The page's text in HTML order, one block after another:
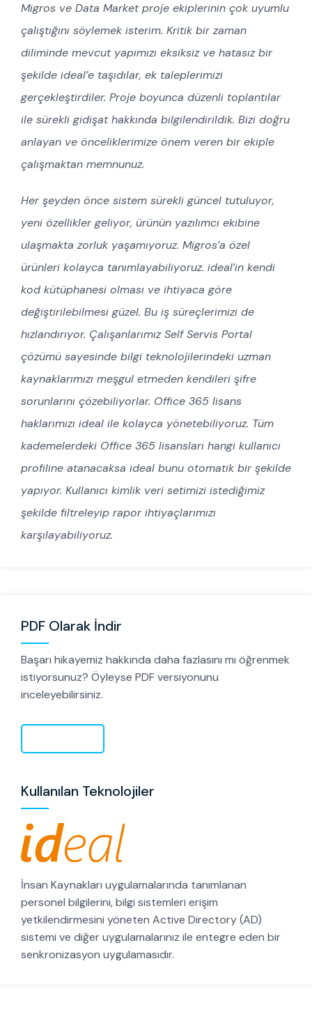
Migros ve Data Market proje ekiplerinin çok uyumlu
çalıştığını söylemek isterim. Kritik bir zaman
diliminde mevcut yapımızı eksiksiz ve hatasız bir
şekilde ideal’e taşıdılar, ek taleplerimizi
gerçekleştirdiler. Proje boyunca düzenli toplantılar
ile sürekli gidişat hakkında bilgilendirildik. Bizi doğru
anlayan ve önceliklerimize önem veren bir ekiple
çalışmaktan memnunuz.
Her şeyden önce sistem sürekli güncel tutuluyor,
yeni özellikler geliyor, ürünün yazılımcı ekibine
ulaşmakta zorluk yaşamıyoruz. Migros’a özel
ürünleri kolayca tanımlayabiliyoruz. ideal’in kendi
kod kütüphanesi olması ve ihtiyaca göre
değiştirilebilmesi güzel. Bu iş süreçlerimizi de
hızlandırıyor. Çalışanlarımız Self Servis Portal
çözümü sayesinde bilgi teknolojilerindeki uzman
kaynaklarımızı meşgul etmeden kendileri şifre
sorunlarını çözebiliyorlar. Office 365 lisans
haklarımızı ideal ile kolayca yönetebiliyoruz. Tüm
kademelerdeki Office 365 lisansları hangi kullanıcı
profiline atanacaksa ideal bunu otomatik bir şekilde
yapıyor. Kullanıcı kimlik veri setimizi istediğimiz
şekilde filtreleyip rapor ihtiyaçlarımızı
karşılayabiliyoruz.
Kullanılan Teknolojiler
İnsan Kaynakları uygulamalarında tanımlanan
personel bilgilerini, bilgi sistemleri erişim
yetkilendirmesini yöneten Active Directory (AD)
sistemi ve diğer uygulamalarınız ile entegre eden bir
senkronizasyon uygulamasıdır.
PDF Olarak İndir
Başarı hikayemiz hakkında daha fazlasını mı öğrenmek
istiyorsunuz? Öyleyse PDF versiyonunu
inceleyebilirsiniz.